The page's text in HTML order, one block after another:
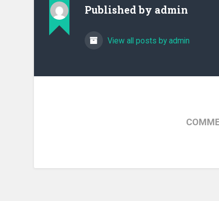
Published by admin
View all posts by admin